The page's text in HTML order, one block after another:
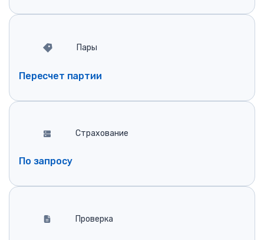
Пары
Пересчет партии
Страхование
По запросу
Проверка